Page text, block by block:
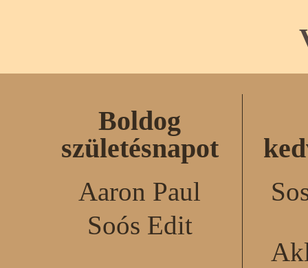
Boldog
születésnapot
Aaron Paul
Soós Edit